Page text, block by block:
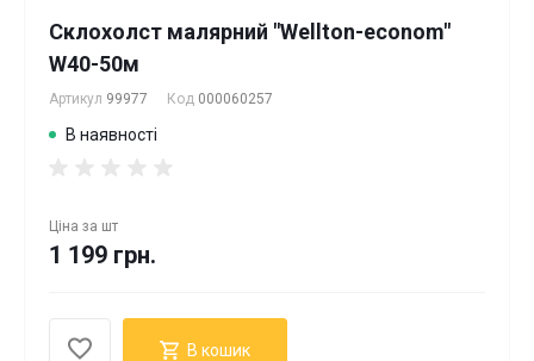
Склохолст малярний "Wellton-econom"
W40-50м
Артикул 99977 Код 000060257
В наявності
Ціна за шт
1 199 грн.
В кошик